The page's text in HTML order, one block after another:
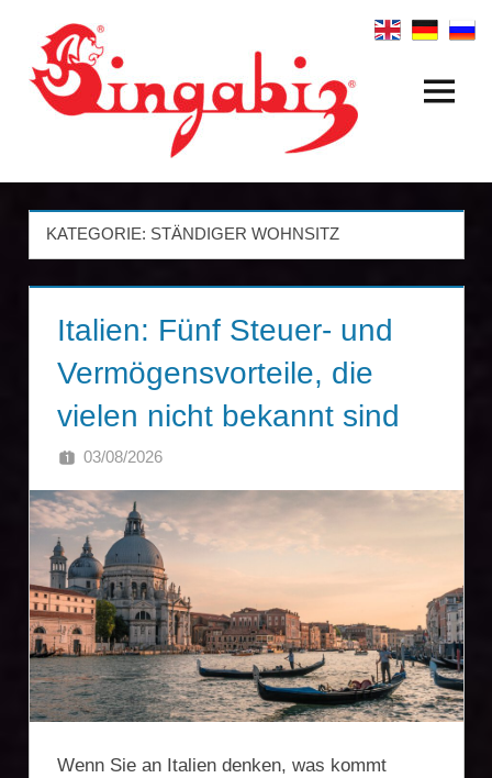
Inhalt
springen
Internationale
Firmengründungen
&
Holdingstrukturen
|
Singabiz®
International
Incorporation
Firmengründung,
Vermögensschutz,
Zweitwohnsitz,
Reiseoptimierung
Menü
KATEGORIE: STÄNDIGER WOHNSITZ
Italien: Fünf Steuer- und
Vermögensvorteile, die
vielen nicht bekannt sind
03/08/2026
Wenn Sie an Italien denken, was kommt